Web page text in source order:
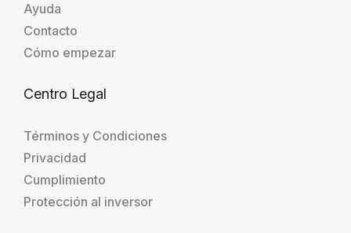
Ayuda
Contacto
Cómo empezar
Centro Legal
Términos y Condiciones
Privacidad
Cumplimiento
Protección al inversor